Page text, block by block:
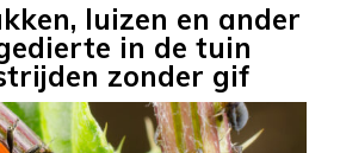
luizen en ander
in de tuin
zonder gif